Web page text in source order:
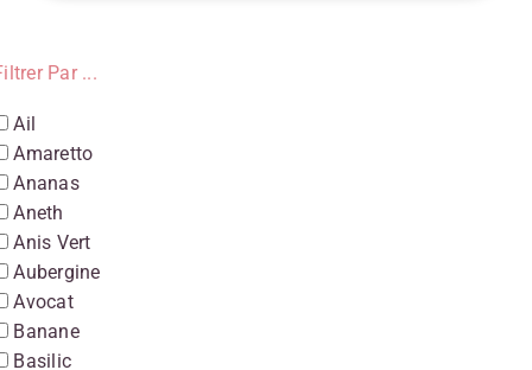
Par ...
Ail
Amaretto
Ananas
Aneth
Anis Vert
Aubergine
Avocat
Banane
Basilic